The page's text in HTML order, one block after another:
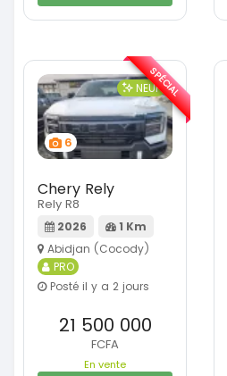
6
NEUF
Chery Rely
Rely R8
2026
1 Km
Abidjan (Cocody)
PRO
Posté il y a 2 jours
21 500 000
FCFA
En vente
SPÉCIAL